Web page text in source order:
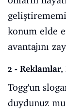
konum elde
avantajını
2 -
Togg'un
duydunuz